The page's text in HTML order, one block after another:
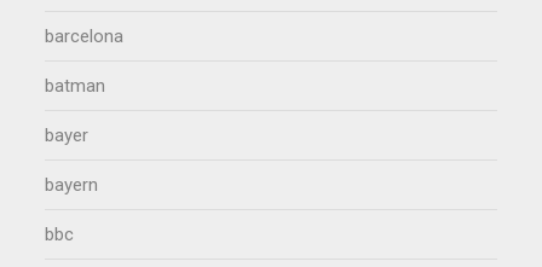
barcelona
batman
bayer
bayern
bbc